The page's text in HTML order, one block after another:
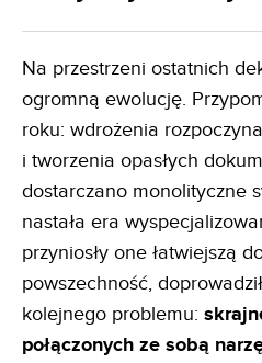
Na przestrzeni ostatnich
ogromną ewolucję.
roku: wdrożenia
i tworzenia opasłych
dostarczano monolityczne
nastała era
przyniosły one łatwiejszą
powszechność,
kolejnego problemu:
połączonych ze sobą